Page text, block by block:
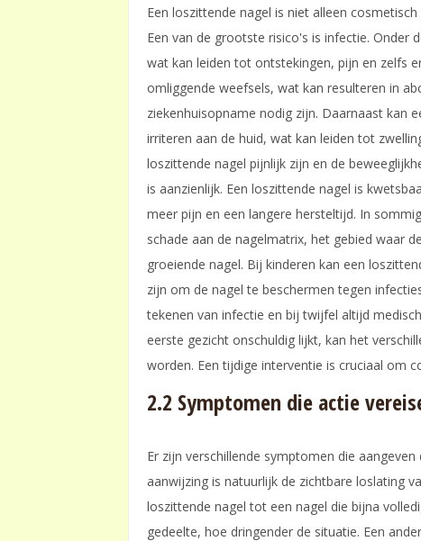
Een loszittende nagel is niet alleen
Een van de grootste risico's is infectie. Onder
wat kan leiden tot ontstekingen, pijn en zelfs
omliggende weefsels, wat kan resulteren in
ziekenhuisopname nodig zijn. Daarnaast kan
irriteren aan de huid, wat kan leiden tot
loszittende nagel pijnlijk zijn en de
is aanzienlijk. Een loszittende nagel is
meer pijn en een langere hersteltijd. In
schade aan de nagelmatrix, het gebied waar
groeiende nagel. Bij kinderen kan een
zijn om de nagel te beschermen tegen
tekenen van infectie en bij twijfel altijd
eerste gezicht onschuldig lijkt, kan het
worden. Een tijdige interventie is cruciaal om
2.2 Symptomen die actie
Er zijn verschillende symptomen die
aanwijzing is natuurlijk de zichtbare loslating
loszittende nagel tot een nagel die bijna
gedeelte, hoe dringender de situatie. Een